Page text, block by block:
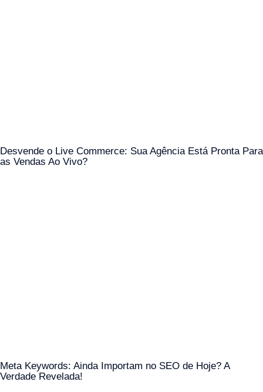
Desvende o Live Commerce: Sua Agência Está Pronta Para
as Vendas Ao Vivo?
Meta Keywords: Ainda Importam no SEO de Hoje? A
Verdade Revelada!